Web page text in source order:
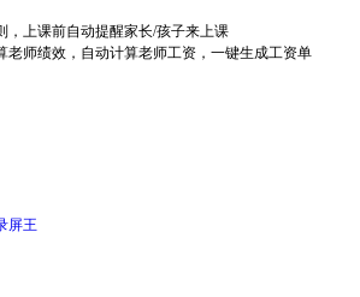
，上课前自动提醒家长/孩子来上课
老师绩效，自动计算老师工资，一键生成工资单
屏王